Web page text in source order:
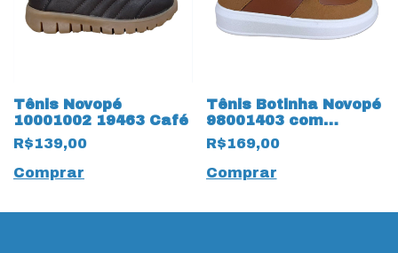
Tênis Novopé
10001002 19463 Café
R$139,00
Comprar
Tênis Botinha Novopé
98001403 com
ajustes 18129
Caramelo
R$169,00
Comprar